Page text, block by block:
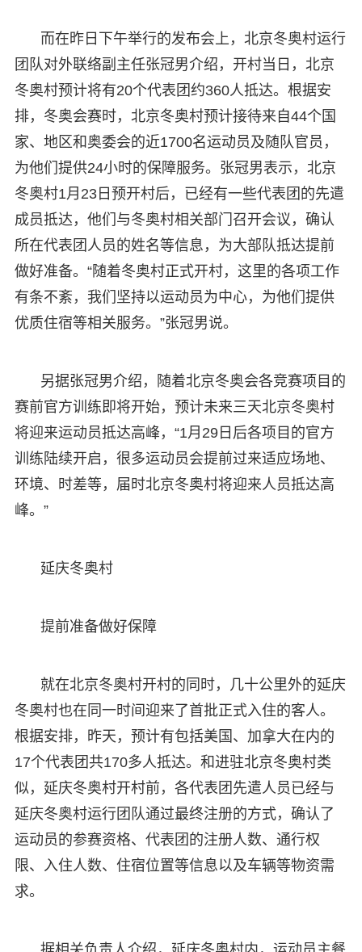
而在昨日下午举行的发布会上，北京冬奥村运行
团队对外联络副主任张冠男介绍，开村当日，北京
冬奥村预计将有20个代表团约360人抵达。根据安
排，冬奥会赛时，北京冬奥村预计接待来自44个国
家、地区和奥委会的近1700名运动员及随队官员，
为他们提供24小时的保障服务。张冠男表示，北京
冬奥村1月23日预开村后，已经有一些代表团的先遣
成员抵达，他们与冬奥村相关部门召开会议，确认
所在代表团人员的姓名等信息，为大部队抵达提前
做好准备。“随着冬奥村正式开村，这里的各项工作
有条不紊，我们坚持以运动员为中心，为他们提供
优质住宿等相关服务。”张冠男说。
另据张冠男介绍，随着北京冬奥会各竞赛项目的
赛前官方训练即将开始，预计未来三天北京冬奥村
将迎来运动员抵达高峰，“1月29日后各项目的官方
训练陆续开启，很多运动员会提前过来适应场地、
环境、时差等，届时北京冬奥村将迎来人员抵达高
峰。”
延庆冬奥村
提前准备做好保障
就在北京冬奥村开村的同时，几十公里外的延庆
冬奥村也在同一时间迎来了首批正式入住的客人。
根据安排，昨天，预计有包括美国、加拿大在内的
17个代表团共170多人抵达。和进驻北京冬奥村类
似，延庆冬奥村开村前，各代表团先遣人员已经与
延庆冬奥村运行团队通过最终注册的方式，确认了
运动员的参赛资格、代表团的注册人数、通行权
限、入住人数、住宿位置等信息以及车辆等物资需
求。